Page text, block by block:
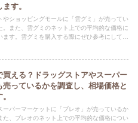
す。
やショッピングモールに「雲グミ」が売ってい
。また、雲グミのネット上での平均的な価格に
ます。雲グミを購入する際にぜひ参考にしてく
買える？ドラッグストアやスーパー
売っているかを調査し、相場価格と
ーパーマーケットに「ブレオ」が売っているか
た、ブレオのネット上での平均的な価格につい